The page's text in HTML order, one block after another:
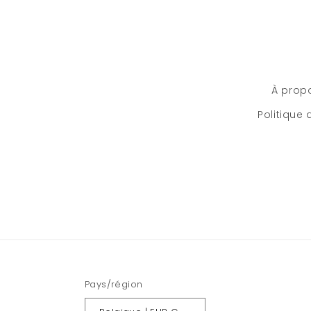
À
Politique
Pays/région